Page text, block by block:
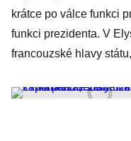
krátce po válce funkci
funkci prezidenta. V
francouzské hlavy